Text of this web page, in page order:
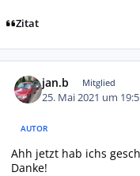
Zitat
jan.b Mitglied
25. Mai 2021 um
AUTOR
Ahh jetzt hab ichs
Danke!